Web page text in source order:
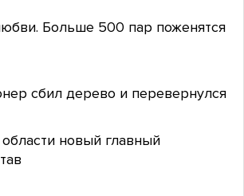
Больше 500 пар поженятся
сбил дерево и перевернулся
новый главный